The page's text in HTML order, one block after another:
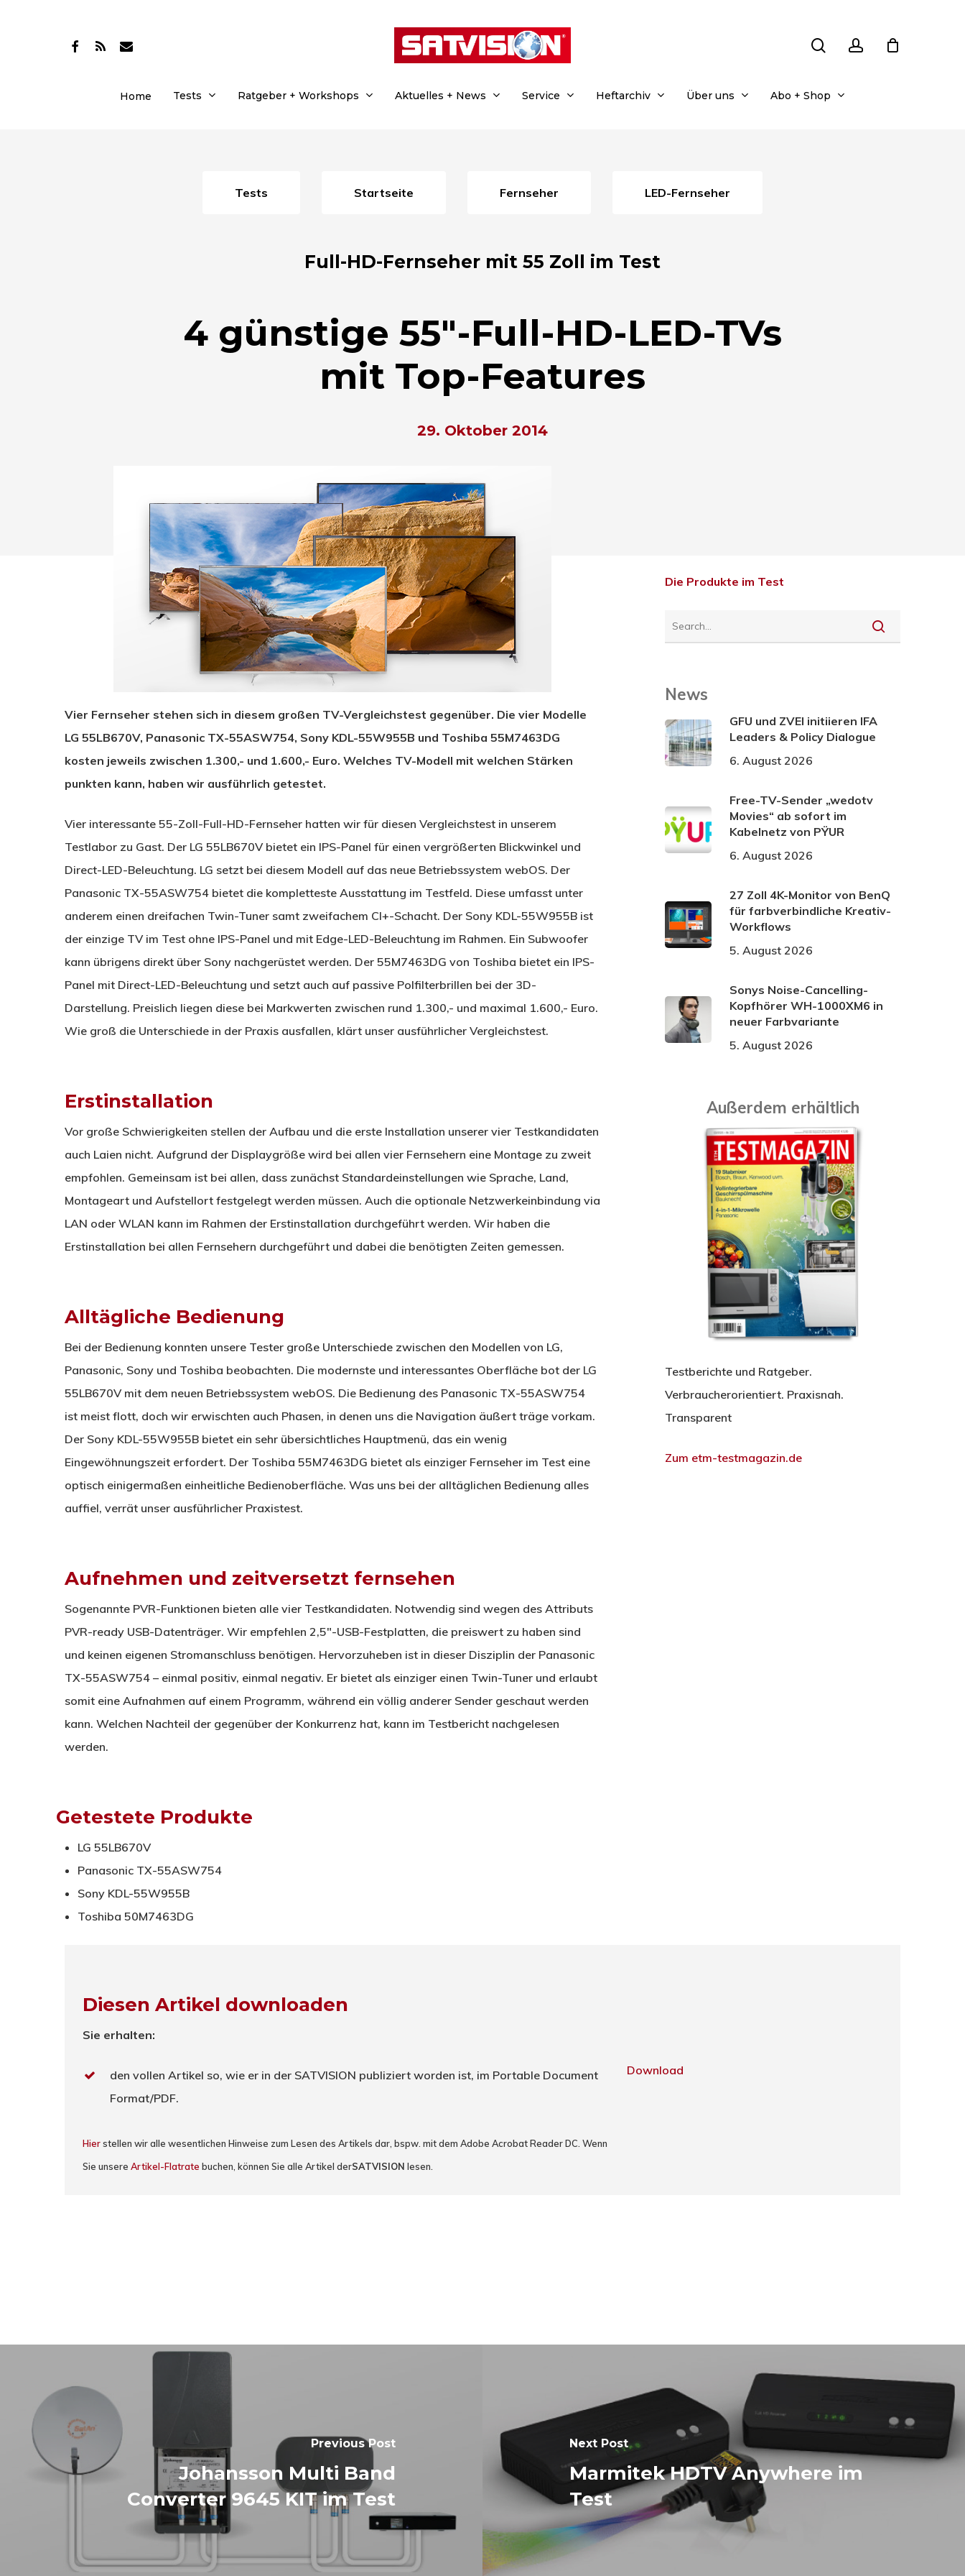
Drücken Sie Enter zum Suchen oder ESC zum Schließen.
facebook
RSS email
Home Tests Ratgeber + Workshops Aktuelles + News Service Heftarchiv Über uns Abo + Shop
Tests Startseite Fernseher LED-Fernseher
Full-HD-Fernseher mit 55 Zoll im Test
4 günstige 55″-Full-HD-LED-TVs
mit Top-Features
29. Oktober 2014
Vier Fernseher stehen sich in diesem großen TV-Vergleichstest gegenüber. Die vier Modelle
LG 55LB670V, Panasonic TX-55ASW754, Sony KDL-55W955B und Toshiba 55M7463DG
kosten jeweils zwischen 1.300,- und 1.600,- Euro. Welches TV-Modell mit welchen Stärken
punkten kann, haben wir ausführlich getestet.
Vier interessante 55-Zoll-Full-HD-Fernseher hatten wir für diesen Vergleichstest in unserem
Testlabor zu Gast. Der LG 55LB670V bietet ein IPS-Panel für einen vergrößerten Blickwinkel und
Direct-LED-Beleuchtung. LG setzt bei diesem Modell auf das neue Betriebssystem webOS. Der
Panasonic TX-55ASW754 bietet die kompletteste Ausstattung im Testfeld. Diese umfasst unter
anderem einen dreifachen Twin-Tuner samt zweifachem CI+-Schacht. Der Sony KDL-55W955B ist
der einzige TV im Test ohne IPS-Panel und mit Edge-LED-Beleuchtung im Rahmen. Ein Subwoofer
kann übrigens direkt über Sony nachgerüstet werden. Der 55M7463DG von Toshiba bietet ein IPS-
Panel mit Direct-LED-Beleuchtung und setzt auch auf passive Polfilterbrillen bei der 3D-
Darstellung. Preislich liegen diese bei Markwerten zwischen rund 1.300,- und maximal 1.600,- Euro.
Wie groß die Unterschiede in der Praxis ausfallen, klärt unser ausführlicher Vergleichstest.
Erstinstallation
Vor große Schwierigkeiten stellen der Aufbau und die erste Installation unserer vier Testkandidaten
auch Laien nicht. Aufgrund der Displaygröße wird bei allen vier Fernsehern eine Montage zu zweit
empfohlen. Gemeinsam ist bei allen, dass zunächst Standardeinstellungen wie Sprache, Land,
Montageart und Aufstellort festgelegt werden müssen. Auch die optionale Netzwerkeinbindung via
LAN oder WLAN kann im Rahmen der Erstinstallation durchgeführt werden. Wir haben die
Erstinstallation bei allen Fernsehern durchgeführt und dabei die benötigten Zeiten gemessen.
Alltägliche Bedienung
Bei der Bedienung konnten unsere Tester große Unterschiede zwischen den Modellen von LG,
Panasonic, Sony und Toshiba beobachten. Die modernste und interessantes Oberfläche bot der LG
55LB670V mit dem neuen Betriebssystem webOS. Die Bedienung des Panasonic TX-55ASW754
ist meist flott, doch wir erwischten auch Phasen, in denen uns die Navigation äußert träge vorkam.
Der Sony KDL-55W955B bietet ein sehr übersichtliches Hauptmenü, das ein wenig
Eingewöhnungszeit erfordert. Der Toshiba 55M7463DG bietet als einziger Fernseher im Test eine
optisch einigermaßen einheitliche Bedienoberfläche. Was uns bei der alltäglichen Bedienung alles
auffiel, verrät unser ausführlicher Praxistest.
Aufnehmen und zeitversetzt fernsehen
Sogenannte PVR-Funktionen bieten alle vier Testkandidaten. Notwendig sind wegen des Attributs
PVR-ready USB-Datenträger. Wir empfehlen 2,5″-USB-Festplatten, die preiswert zu haben sind
und keinen eigenen Stromanschluss benötigen. Hervorzuheben ist in dieser Disziplin der Panasonic
TX-55ASW754 – einmal positiv, einmal negativ. Er bietet als einziger einen Twin-Tuner und erlaubt
somit eine Aufnahmen auf einem Programm, während ein völlig anderer Sender geschaut werden
kann. Welchen Nachteil der gegenüber der Konkurrenz hat, kann im Testbericht nachgelesen
werden.
Die Produkte im Test
News
GFU und ZVEI initiieren IFA
Leaders & Policy Dialogue
6. August 2026
Free-TV-Sender „wedotv
Movies“ ab sofort im
Kabelnetz von PŸUR
6. August 2026
27 Zoll 4K-Monitor von BenQ
für farbverbindliche Kreativ-
Workflows
5. August 2026
Sonys Noise-Cancelling-
Kopfhörer WH-1000XM6 in
neuer Farbvariante
5. August 2026
Außerdem erhältlich
Testberichte und Ratgeber.
Verbraucherorientiert. Praxisnah.
Transparent
Zum etm-testmagazin.de
Getestete Produkte
LG 55LB670V
Panasonic TX-55ASW754
Sony KDL-55W955B
Toshiba 50M7463DG
Diesen Artikel downloaden
Sie erhalten:
den vollen Artikel so, wie er in der SATVISION publiziert worden ist, im Portable Document
Format/PDF.
Hierstellen wir alle wesentlichen Hinweise zum Lesen des Artikels dar, bspw. mit dem Adobe Acrobat Reader DC. Wenn
Sie unsere Artikel-Flatrate buchen, können Sie alle Artikel derSATVISION lesen.
Download
Previous Post
Johansson Multi Band
Converter 9645 KIT im Test
Next Post
Marmitek HDTV Anywhere im
Test